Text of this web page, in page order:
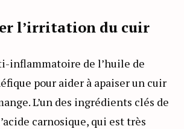
l’irritation du cuir
inflammatoire de l’huile de
pour aider à apaiser un cuir
L’un des ingrédients clés de
carnosique, qui est très